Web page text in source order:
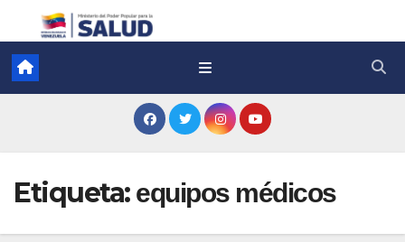
Etiqueta: equipos médicos